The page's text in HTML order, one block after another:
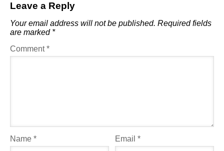
Leave a Reply
Your email address will not be published. Required fields
are marked *
Comment*
Name * Email*